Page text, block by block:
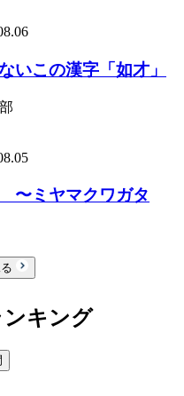
いこの漢字「如才」
〜ミヤマクワガタ
キング